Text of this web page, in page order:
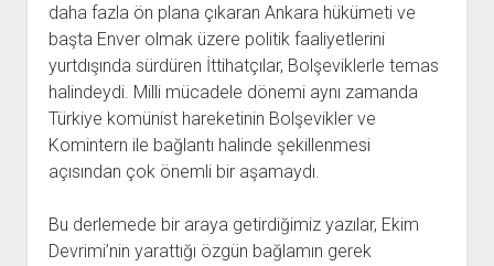
FİDEF KİTAPLIĞI
TDF KİTAPLIĞI
GDF KİTAPLIĞI
daha fazla ön plana çıkaran Ankara hükümeti ve
başta Enver olmak üzere politik faaliyetlerini
yurtdışında sürdüren İttihatçılar, Bolşeviklerle temas
halindeydi. Milli mücadele dönemi aynı zamanda
Türkiye komünist hareketinin Bolşevikler ve
Komintern ile bağlantı halinde şekillenmesi
açısından çok önemli bir aşamaydı.
Bu derlemede bir araya getirdiğimiz yazılar, Ekim
Devrimi’nin yarattığı özgün bağlamın gerek